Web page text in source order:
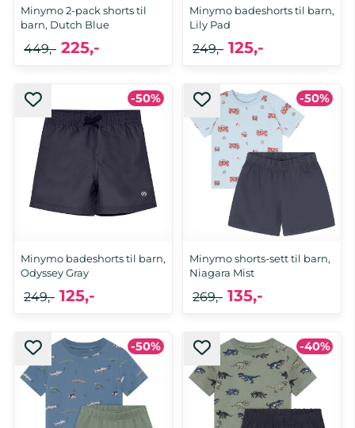
Minymo 2-pack shorts til
barn, Dutch Blue
225,-
449,-
Minymo badeshorts til barn,
Lily Pad
125,-
249,-
-50%
Minymo badeshorts til barn,
Odyssey Gray
125,-
249,-
-50%
Minymo shorts-sett til barn,
Niagara Mist
135,-
269,-
-50% -40%